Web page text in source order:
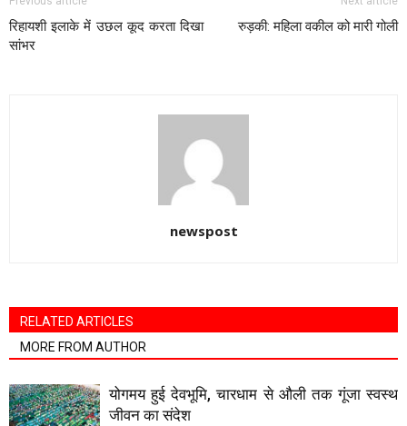
रिहायशी इलाके में उछल कूद करता दिखा
सांभर
रुड़की: महिला वकील को मारी गोली
newspost
RELATED ARTICLES
MORE FROM AUTHOR
योगमय हुई देवभूमि, चारधाम से औली तक गूंजा स्वस्थ
जीवन का संदेश